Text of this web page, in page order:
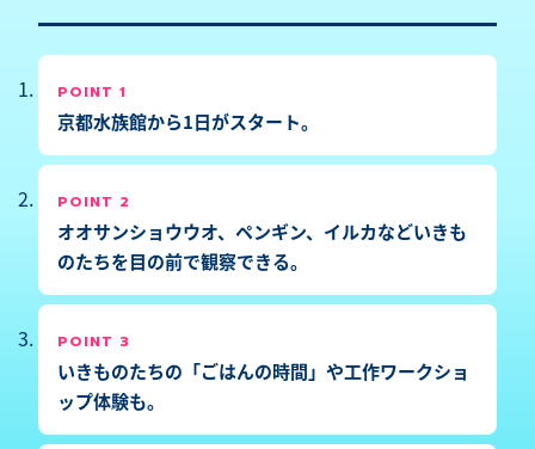
POINT 1
京都水族館から1日がスタート。
POINT 2
オオサンショウウオ、ペンギン、イルカなどいきも
のたちを目の前で観察できる。
POINT 3
いきものたちの「ごはんの時間」や工作ワークショ
ップ体験も。